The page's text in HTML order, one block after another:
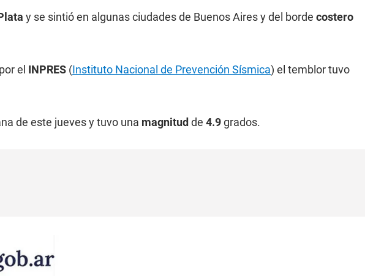
y se sintió en algunas ciudades de Buenos Aires y del borde costero
el INPRES (Instituto Nacional de Prevención Sísmica) el temblor tuvo
de este jueves y tuvo una magnitudde 4.9grados.